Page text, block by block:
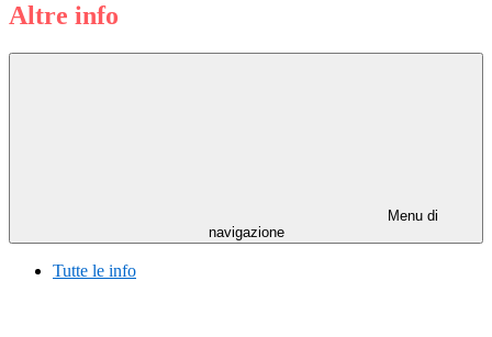
Altre info
Menu di
navigazione
Tutte le info